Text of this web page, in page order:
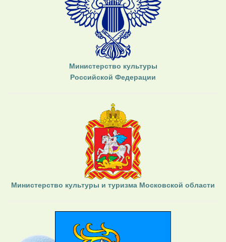
Министерство культуры
Российской Федерации
Министерство культуры и туризма Московской области